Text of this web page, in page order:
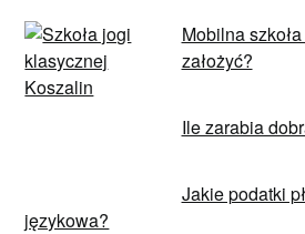
Mobilna
założyć?
Ile zarabia
Jakie podatki
językowa?